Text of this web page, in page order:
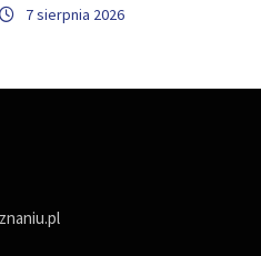
7 sierpnia 2026